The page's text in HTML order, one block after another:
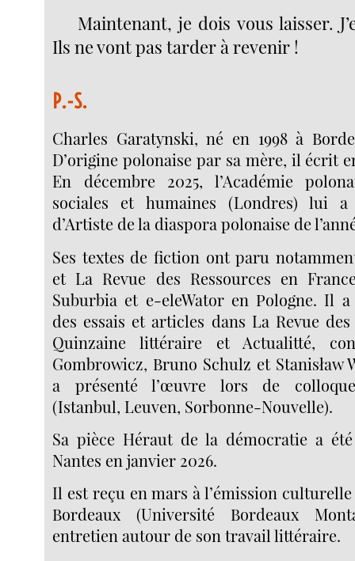
Maintenant, je dois vous laisser.
Ils ne vont pas tarder à revenir !
P.-S.
Charles Garatynski, né en 1998 à
D’origine polonaise par sa mère, il écrit
En décembre 2025, l’Académie
sociales et humaines (Londres) lui
d’Artiste de la diaspora polonaise de
Ses textes de fiction ont paru
et La Revue des Ressources en
Suburbia et e-eleWator en Pologne. Il
des essais et articles dans La Revue
Quinzaine littéraire et Actualitté,
Gombrowicz, Bruno Schulz et
a présenté l’œuvre lors de
(Istanbul, Leuven, Sorbonne-Nouvelle).
Sa pièce Héraut de la démocratie a
Nantes en janvier 2026.
Il est reçu en mars à l’émission
Bordeaux (Université Bordeaux
entretien autour de son travail littéraire.